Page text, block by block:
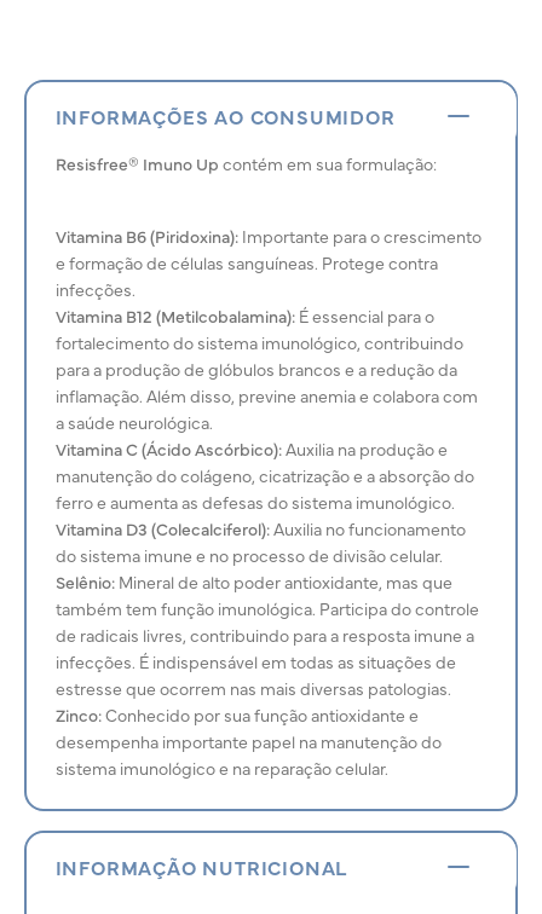
INFORMAÇÕES AO CONSUMIDOR
Resisfree® Imuno Up contém em sua formulação:
Vitamina B6 (Piridoxina):Importante para o crescimento
e formação de células sanguíneas. Protege contra
infecções.
Vitamina B12 (Metilcobalamina):É essencial para o
fortalecimento do sistema imunológico, contribuindo
para a produção de glóbulos brancos e a redução da
inflamação. Além disso, previne anemia e colabora com
a saúde neurológica.
Vitamina C (Ácido Ascórbico):Auxilia na produção e
manutenção docolágeno, cicatrização e a absorção do
ferro e aumenta as defesas do sistema imunológico.
Vitamina D3 (Colecalciferol):Auxilia no funcionamento
do sistema imune e no processo de divisão celular.
Selênio:Mineral de alto poder antioxidante, mas que
também tem função imunológica. Participa do controle
de radicais livres, contribuindo para a resposta imune a
infecções. É indispensável em todas as situações de
estresse que ocorrem nas mais diversas patologias.
Zinco:Conhecido por sua função antioxidante e
desempenha importante papel na manutenção do
sistema imunológico e na reparação celular.
INFORMAÇÃO NUTRICIONAL